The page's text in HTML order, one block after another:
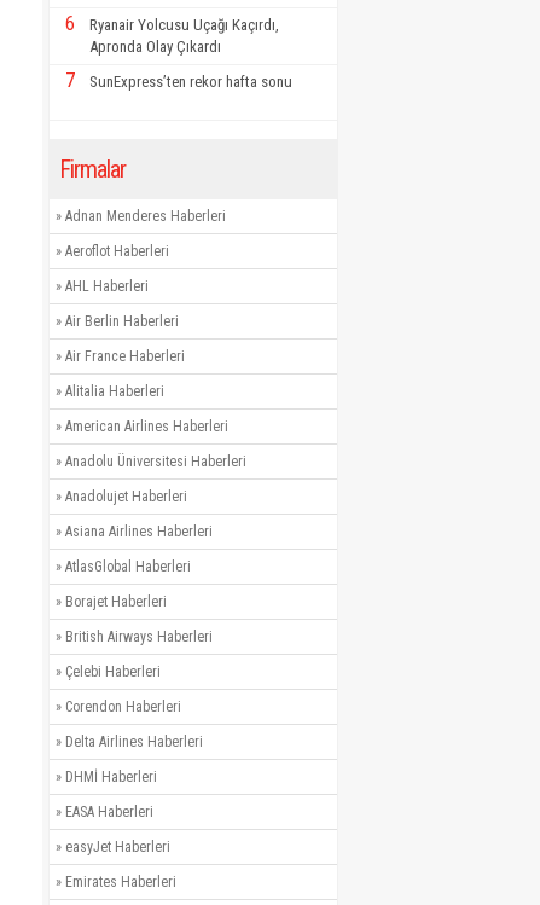
6
Ryanair Yolcusu Uçağı Kaçırdı,
Apronda Olay Çıkardı
7 SunExpress’ten rekor hafta sonu
Firmalar
» Adnan Menderes Haberleri
» Aeroflot Haberleri
» AHL Haberleri
» Air Berlin Haberleri
» Air France Haberleri
» Alitalia Haberleri
» American Airlines Haberleri
» Anadolu Üniversitesi Haberleri
» Anadolujet Haberleri
» Asiana Airlines Haberleri
» AtlasGlobal Haberleri
» Borajet Haberleri
» British Airways Haberleri
» Çelebi Haberleri
» Corendon Haberleri
» Delta Airlines Haberleri
» DHMİ Haberleri
» EASA Haberleri
» easyJet Haberleri
» Emirates Haberleri